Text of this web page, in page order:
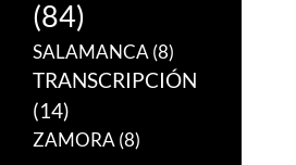
(84)
SALAMANCA (8)
TRANSCRIPCIÓN
(14)
ZAMORA (8)